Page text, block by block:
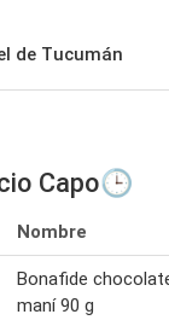
de Tucumán
Capo🕒
Nombre
Bonafide
maní 90 g